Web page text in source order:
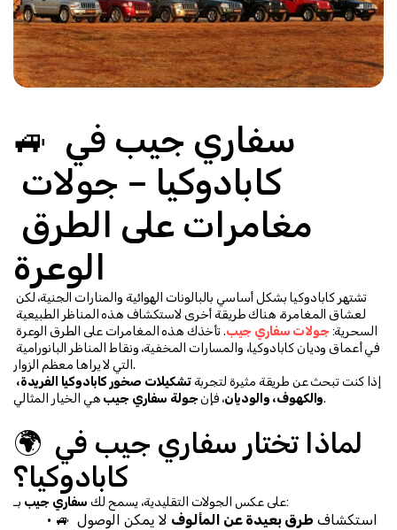
🚙 سفاري جيب في
الوعرة
السحرية: جولات سفاري جيب
التي لا يراها معظم الزوار.
إذا كنت تبحث عن طريقة مثيرة لتجربة
والكهوف، والوديان، فإن جولة سفاري جيب هي الخيار المثالي.
🌍 لماذا تختار سفاري جيب في
كابادوكيا؟
على عكس الجولات التقليدية، يسمح لك سفاري جيب بـ:
🚙 استكشاف طرق بعيدة عن المألوف